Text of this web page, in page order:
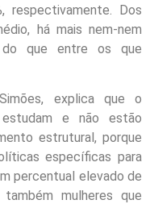
respectivamente. Dos
há mais nem-nem
que entre os que
explica que o
e não estão
estrutural, porque
específicas para
percentual elevado de
mulheres que